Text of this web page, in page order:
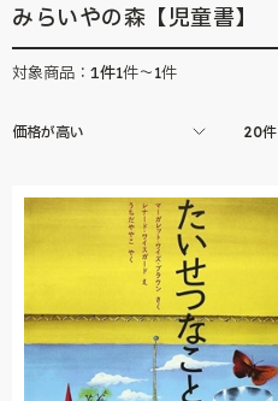
みらいやの森【児童書】
対象商品： 1件1件～1件
価格が高い 20件